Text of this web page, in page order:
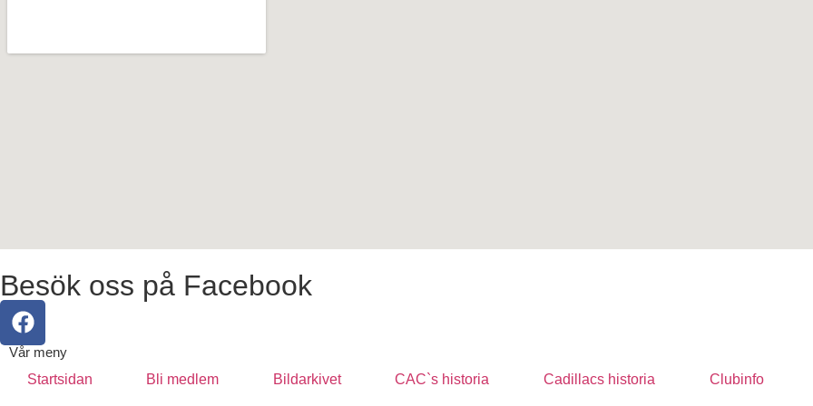
Besök oss på Facebook
Vår meny
Startsidan
Bli medlem Bildarkivet CAC`s historia Cadillacs historia Clubinfo